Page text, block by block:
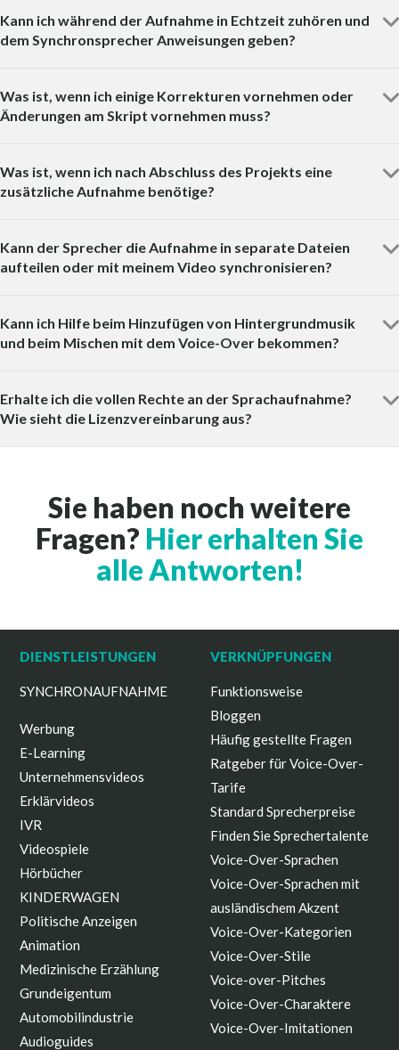
Kann ich während der Aufnahme in Echtzeit zuhören und
dem Synchronsprecher Anweisungen geben?
Was ist, wenn ich einige Korrekturen vornehmen oder
Änderungen am Skript vornehmen muss?
Was ist, wenn ich nach Abschluss des Projekts eine
zusätzliche Aufnahme benötige?
Kann der Sprecher die Aufnahme in separate Dateien
aufteilen oder mit meinem Video synchronisieren?
Kann ich Hilfe beim Hinzufügen von Hintergrundmusik
und beim Mischen mit dem Voice-Over bekommen?
Erhalte ich die vollen Rechte an der Sprachaufnahme?
Wie sieht die Lizenzvereinbarung aus?
Sie haben noch weitere
Fragen? Hier erhalten Sie
alle Antworten!
DIENSTLEISTUNGEN
SYNCHRONAUFNAHME
Werbung
E-Learning
Unternehmensvideos
Erklärvideos
IVR
Videospiele
Hörbücher
KINDERWAGEN
Politische Anzeigen
Animation
Medizinische Erzählung
Grundeigentum
Automobilindustrie
Audioguides
VERKNÜPFUNGEN
Funktionsweise
Bloggen
Häufig gestellte Fragen
Ratgeber für Voice-Over-
Tarife
Standard Sprecherpreise
Finden Sie Sprechertalente
Voice-Over-Sprachen
Voice-Over-Sprachen mit
ausländischem Akzent
Voice-Over-Kategorien
Voice-Over-Stile
Voice-over-Pitches
Voice-Over-Charaktere
Voice-Over-Imitationen